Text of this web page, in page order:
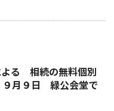
る 相続の無料個別
月９日 緑公会堂で